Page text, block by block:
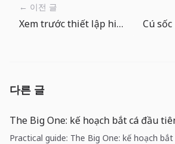
← 이전 글
Xem trước thiết lập hiện tại trong The Big One: chọn điểm câu phù hợp
다른 글
The Big One: kế hoạch bắt cá đầu
Practical guide: The Big One: kế hoạch